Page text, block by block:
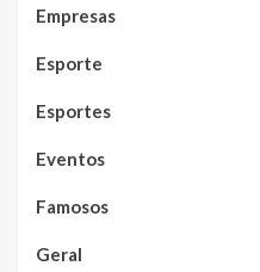
Empresas
Esporte
Esportes
Eventos
Famosos
Geral